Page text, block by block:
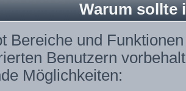
Warum sollte
Bereiche und
Benutzern
Möglichkeiten: